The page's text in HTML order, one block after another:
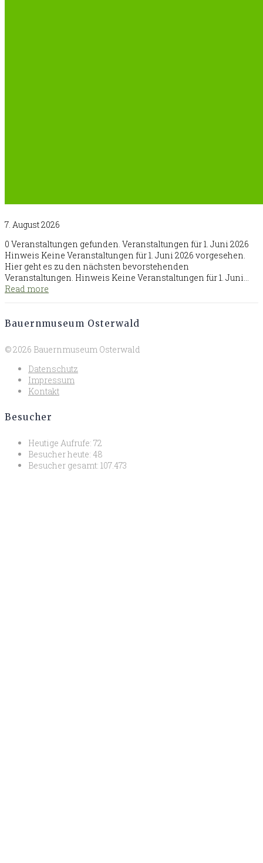
7. August 2026
0 Veranstaltungen gefunden. Veranstaltungen für 1. Juni 2026
Hinweis Keine Veranstaltungen für 1. Juni 2026 vorgesehen.
Hier geht es zu den nächsten bevorstehenden
Veranstaltungen. Hinweis Keine Veranstaltungen für 1. Juni…
Read more
Bauernmuseum Osterwald
© 2026 Bauernmuseum Osterwald
Datenschutz
Impressum
Kontakt
Besucher
Heutige Aufrufe: 72
Besucher heute: 48
Besucher gesamt: 107.473